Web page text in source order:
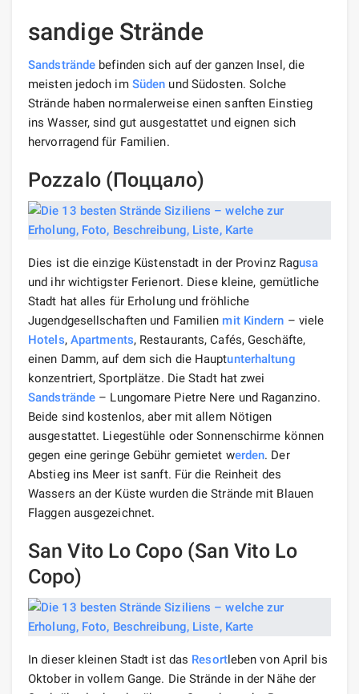
sandige Strände
Sandstrände befinden sich auf der ganzen Insel, die
meisten jedoch im Süden und Südosten. Solche
Strände haben normalerweise einen sanften Einstieg
ins Wasser, sind gut ausgestattet und eignen sich
hervorragend für Familien.
Pozzalo (Поццало)
Dies ist die einzige Küstenstadt in der Provinz Ragusa
und ihr wichtigster Ferienort. Diese kleine, gemütliche
Stadt hat alles für Erholung und fröhliche
Jugendgesellschaften und Familien mit Kindern – viele
Hotels, Apartments, Restaurants, Cafés, Geschäfte,
einen Damm, auf dem sich die Hauptunterhaltung
konzentriert, Sportplätze. Die Stadt hat zwei
Sandstrände – Lungomare Pietre Nere und Raganzino.
Beide sind kostenlos, aber mit allem Nötigen
ausgestattet. Liegestühle oder Sonnenschirme können
gegen eine geringe Gebühr gemietet werden. Der
Abstieg ins Meer ist sanft. Für die Reinheit des
Wassers an der Küste wurden die Strände mit Blauen
Flaggen ausgezeichnet.
San Vito Lo Copo (San Vito Lo
Copo)
In dieser kleinen Stadt ist das Resortleben von April bis
Oktober in vollem Gange. Die Strände in der Nähe der